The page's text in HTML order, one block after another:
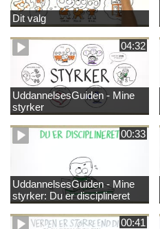
Dit valg
04:32
UddannelsesGuiden - Mine
styrker
00:33
UddannelsesGuiden - Mine
styrker: Du er disciplineret
00:41